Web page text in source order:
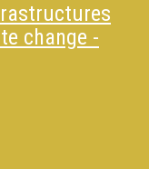
change -